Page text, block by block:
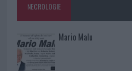
NECROLOGIE
Mario Malu